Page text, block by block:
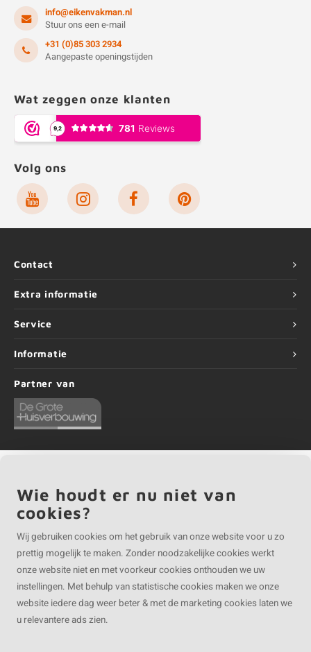
info@eikenvakman.nl
Stuur ons een e-mail
+31 (0)85 303 2934
Aangepaste openingstijden
Wat zeggen onze klanten
Volg ons
Contact
Extra informatie
Service
Informatie
Partner van
©Copyright2026 EIKENvakman | EIKENvakman is onderdeel van
Wie houdt er nu niet van
cookies?
Wij gebruiken cookies om het gebruik van onze website voor u zo
prettig mogelijk te maken. Zonder noodzakelijke cookies werkt
onze website niet en met voorkeur cookies onthouden we uw
instellingen. Met behulp van statistische cookies maken we onze
website iedere dag weer beter & met de marketing cookies laten we
u relevantere ads zien.